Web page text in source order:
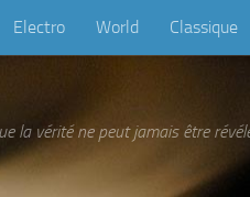
Electro World Classique
la vérité ne peut jamais être